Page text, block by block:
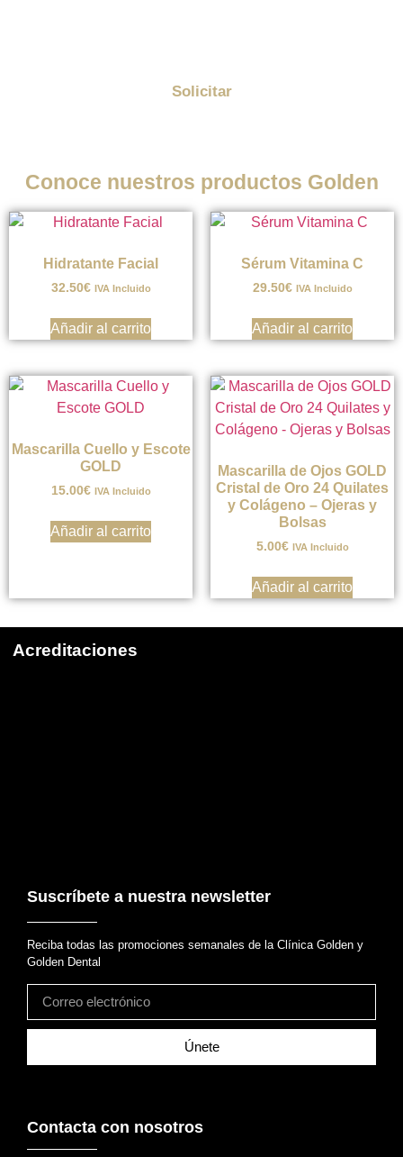
Solicitar
Conoce nuestros productos Golden
Hidratante Facial
32.50€ IVA Incluido
Añadir al carrito
Sérum Vitamina C
29.50€ IVA Incluido
Añadir al carrito
Mascarilla Cuello y Escote
GOLD
15.00€ IVA Incluido
Añadir al carrito
Mascarilla de Ojos GOLD
Cristal de Oro 24 Quilates
y Colágeno – Ojeras y
Bolsas
5.00€ IVA Incluido
Añadir al carrito
Acreditaciones
Suscríbete a nuestra newsletter
Reciba todas las promociones semanales de la Clínica Golden y
Golden Dental
Únete
Contacta con nosotros